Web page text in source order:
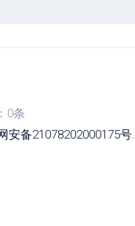
0条
安备21078202000175号.